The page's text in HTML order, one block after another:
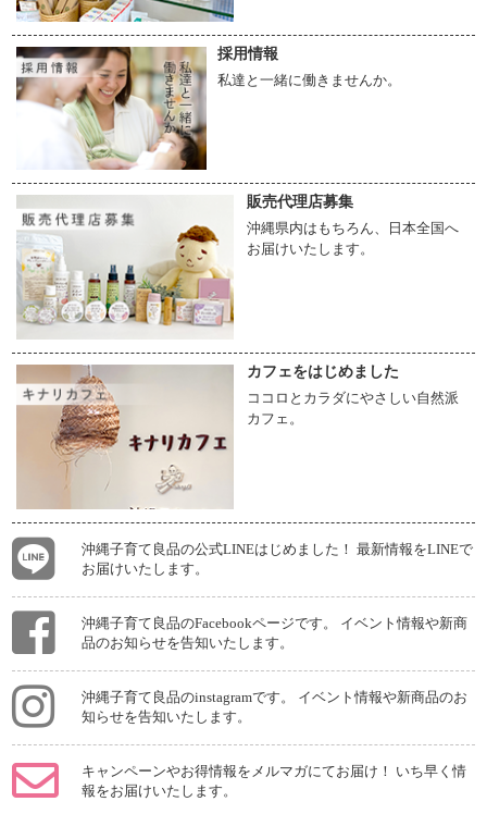
採用情報
私達と一緒に働きませんか。
販売代理店募集
沖縄県内はもちろん、日本全国へ
お届けいたします。
カフェをはじめました
ココロとカラダにやさしい自然派
カフェ。
沖縄子育て良品の公式LINEはじめました！ 最新情報をLINEで
お届けいたします。
沖縄子育て良品のFacebookページです。 イベント情報や新商
品のお知らせを告知いたします。
沖縄子育て良品のinstagramです。 イベント情報や新商品のお
知らせを告知いたします。
キャンペーンやお得情報をメルマガにてお届け！ いち早く情
報をお届けいたします。